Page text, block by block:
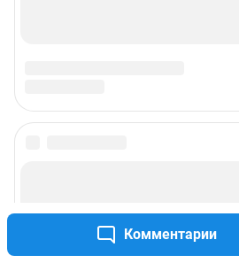
Комментарии